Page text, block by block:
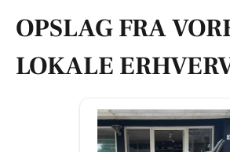
OPSLAG FRA
LOKALE